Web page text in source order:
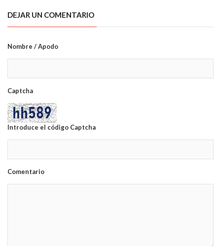
DEJAR UN COMENTARIO
Nombre / Apodo
Captcha
Introduce el código Captcha
Comentario